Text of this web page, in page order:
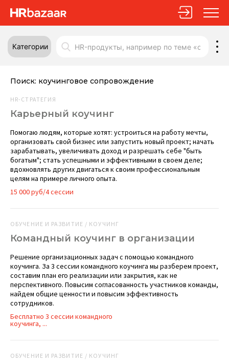
Категории
Поиск: коучинговое сопровождение
HR-СТРАТЕГИЯ
Карьерный коучинг
Помогаю людям, которые хотят: устроиться на работу мечты,
организовать свой бизнес или запустить новый проект; начать
зарабатывать, увеличивать доход и разрешать себе "быть
богатым"; стать успешными и эффективными в своем деле;
вдохновлять других двигаться к своим профессиональным
целям на примере личного опыта.
15 000 руб/4 сессии
ОБУЧЕНИЕ И РАЗВИТИЕ / КОУЧИНГ
Командный коучинг в организации
Решение организационных задач с помощью командного
коучинга. За 3 сессии командного коучинга мы разберем проект,
составим план его реализации или закрытия, как не
перспективного. Повысим согласованность участников команды,
найдем общие ценности и повысим эффективность
сотрудников.
Бесплатно 3 сессии командного
коучинга, ...
ОБУЧЕНИЕ И РАЗВИТИЕ / КОУЧИНГ